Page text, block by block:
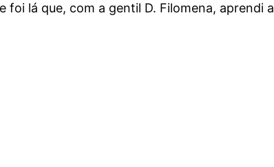
foi lá que, com a gentil D. Filomena, aprendi a